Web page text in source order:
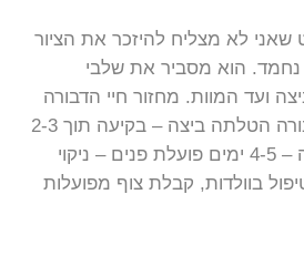
לא מצליח להיזכר את הציור
הוא מסביר את שלבי
ועד המוות. מחזור חיי הדבורה
תהליך התפתחות הדבורה הטלתה ביצה – בקיעה תוך 2-3
ימים זחל, גולם, בקיעה – 4-5 ימים פועלת פנים – ניקוי
בוולדות, קבלת צוף מפועלות